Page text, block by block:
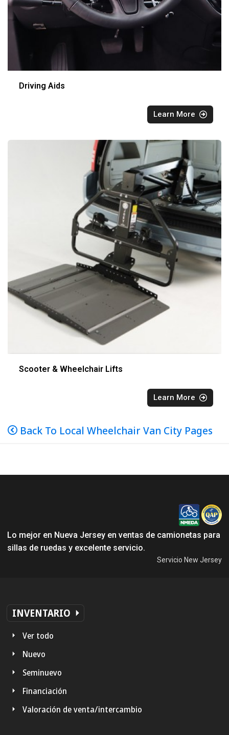
Driving Aids
Learn More
Scooter & Wheelchair Lifts
Learn More
Back To Local Wheelchair Van City Pages
Lo mejor en Nueva Jersey en ventas de camionetas para
sillas de ruedas y excelente servicio.
Servicio New Jersey
INVENTARIO
Ver todo
Nuevo
Seminuevo
Financiación
Valoración de venta/intercambio